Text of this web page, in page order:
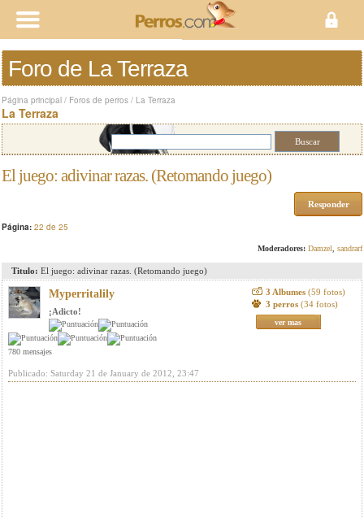
Foro de La Terraza
Página principal / Foros de perros / La Terraza
La Terraza
El juego: adivinar razas. (Retomando juego)
Responder
Página: 22 de 25
Moderadores: Damzel sandrarf
Titulo: El juego: adivinar razas. (Retomando juego)
Myperritalily
¡Adicto!
780 mensajes
3 Albumes (59 fotos)
3 perros (34 fotos)
ver mas
Publicado: Saturday 21 de January de 2012, 23:47